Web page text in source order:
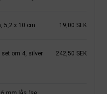
5,2 x 10 cm 19,00 SEK
set om 4, silver 242,50 SEK